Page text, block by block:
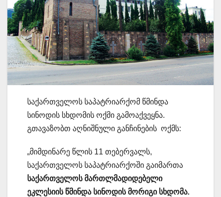
საქართველოს საპატრიარქომ წმინდა
სინოდის სხდომის ოქმი გამოაქვეყნა.
გთავაზობთ აღნიშნული განჩინების ოქმს:
„მიმდინარე წლის 11 თებერვალს,
საქართველოს საპატრიარქოში გაიმართა
საქართველოს მართლმადიდებელი
ეკლესიის წმინდა სინოდის მორიგი სხდომა.